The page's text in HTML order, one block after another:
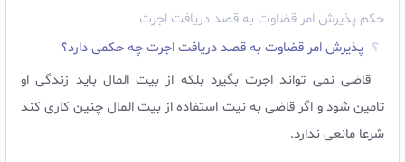
حکم پذیرش امر قضاوت به قصد دریافت اجرت
پذیرش امر قضاوت به قصد دریافت اجرت چه حکمی دارد؟
قاضی نمی تواند اجرت بگیرد بلکه از بیت المال باید زندگی او
تامین شود و اگر قاضی به نیت استفاده از بیت المال چنین کاری کند
شرعا مانعی ندارد.